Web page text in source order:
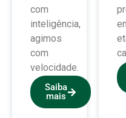
com
inteligência,
agimos
com
velocidade.
Saiba
mais